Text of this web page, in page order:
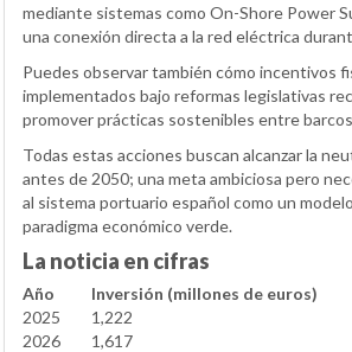
mediante sistemas como On-Shore Power
una conexión directa a la red eléctrica
Puedes observar también cómo incentivos
implementados bajo reformas legislativas
promover prácticas sostenibles entre
Todas estas acciones buscan alcanzar la
antes de 2050; una meta ambiciosa pero
al sistema portuario español como un
paradigma económico verde.
La noticia en cifras
Año
Inversión (millones de euros)
2025
1,222
2026
1,617